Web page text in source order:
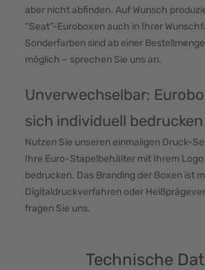
aber nicht abfinden. Auf Wunsch
“Seat”-Euroboxen auch in Ihrer
Sonderfarben sind ab einer
möglich – sprechen Sie uns an.
Unverwechselbar:
sich individuell bedrucken
Nutzen Sie unseren einmaligen Druck-
Ihre Euro-Stapelbehälter mit Ihrem Logo
bedrucken. Das Branding der Boxen ist
Digitaldruckverfahren oder
fragen Sie uns.
Technische